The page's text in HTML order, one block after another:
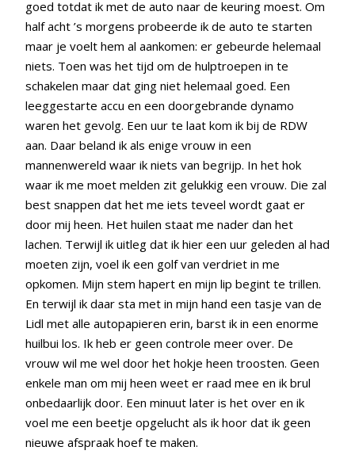
goed totdat ik met de auto naar de keuring moest. Om
half acht ’s morgens probeerde ik de auto te starten
maar je voelt hem al aankomen: er gebeurde helemaal
niets. Toen was het tijd om de hulptroepen in te
schakelen maar dat ging niet helemaal goed. Een
leeggestarte accu en een doorgebrande dynamo
waren het gevolg. Een uur te laat kom ik bij de RDW
aan. Daar beland ik als enige vrouw in een
mannenwereld waar ik niets van begrijp. In het hok
waar ik me moet melden zit gelukkig een vrouw. Die zal
best snappen dat het me iets teveel wordt gaat er
door mij heen. Het huilen staat me nader dan het
lachen. Terwijl ik uitleg dat ik hier een uur geleden al had
moeten zijn, voel ik een golf van verdriet in me
opkomen. Mijn stem hapert en mijn lip begint te trillen.
En terwijl ik daar sta met in mijn hand een tasje van de
Lidl met alle autopapieren erin, barst ik in een enorme
huilbui los. Ik heb er geen controle meer over. De
vrouw wil me wel door het hokje heen troosten. Geen
enkele man om mij heen weet er raad mee en ik brul
onbedaarlijk door. Een minuut later is het over en ik
voel me een beetje opgelucht als ik hoor dat ik geen
nieuwe afspraak hoef te maken.